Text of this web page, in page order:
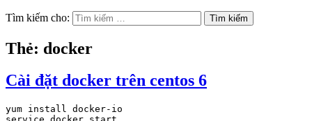
Tìm kiếm cho:
Thẻ: docker
Cài đặt docker trên centos 6
yum install docker-io